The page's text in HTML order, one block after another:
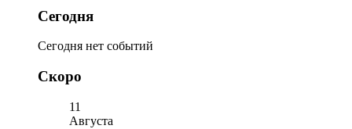
Сегодня
Сегодня нет событий
Скоро
11
Августа